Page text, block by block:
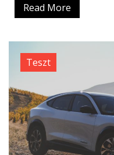
Read More
Teszt